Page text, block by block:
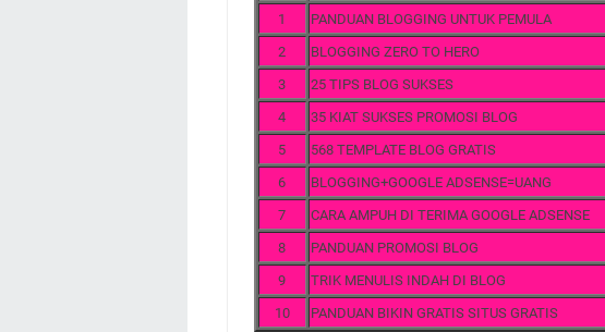
1
PANDUAN BLOGGING UNTUK PEMULA
2
BLOGGING ZERO TO HERO
3
25 TIPS BLOG SUKSES
4
35 KIAT SUKSES PROMOSI BLOG
5
568 TEMPLATE BLOG GRATIS
6
BLOGGING+GOOGLE ADSENSE=UANG
7
CARA AMPUH DI TERIMA GOOGLE ADSENSE
8
PANDUAN PROMOSI BLOG
9
TRIK MENULIS INDAH DI BLOG
10
PANDUAN BIKIN GRATIS SITUS GRATIS